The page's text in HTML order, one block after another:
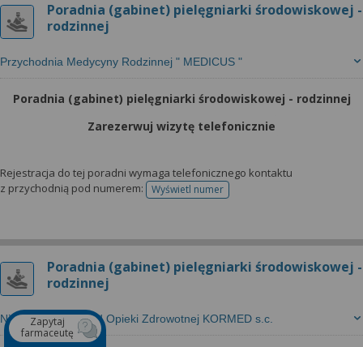
Poradnia (gabinet) pielęgniarki środowiskowej -
rodzinnej
Przychodnia Medycyny Rodzinnej " MEDICUS "
Poradnia (gabinet) pielęgniarki środowiskowej - rodzinnej
Zarezerwuj wizytę telefonicznie
Rejestracja do tej poradni wymaga telefonicznego kontaktu
z przychodnią pod numerem:
Wyświetl numertelefonu do rejestracji
Poradnia (gabinet) pielęgniarki środowiskowej -
rodzinnej
Niepubliczny Zakład Opieki Zdrowotnej KORMED s.c.
Zapytaj
farmaceutę